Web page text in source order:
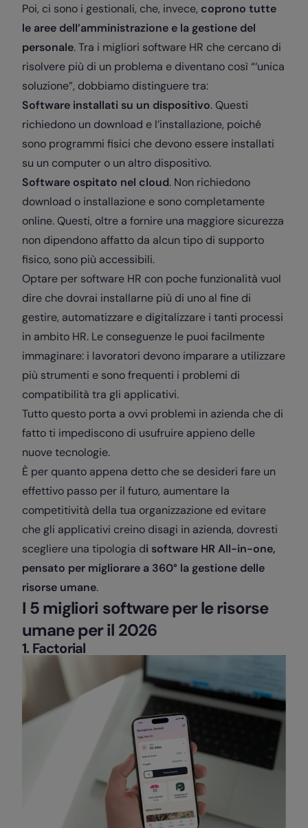
Poi, ci sono i gestionali, che, invece, coprono tutte
le aree dell’amministrazione e la gestione del
personale. Tra i migliori software HR che cercano di
risolvere più di un problema e diventano così “‘unica
soluzione”, dobbiamo distinguere tra:
Software installati su un dispositivo. Questi
richiedono un download e l’installazione, poiché
sono programmi fisici che devono essere installati
su un computer o un altro dispositivo.
Software ospitato nel cloud. Non richiedono
download o installazione e sono completamente
online. Questi, oltre a fornire una maggiore sicurezza
non dipendono affatto da alcun tipo di supporto
fisico, sono più accessibili.
Optare per software HR con poche funzionalità vuol
dire che dovrai installarne più di uno al fine di
gestire, automatizzare e digitalizzare i tanti processi
in ambito HR. Le conseguenze le puoi facilmente
immaginare: i lavoratori devono imparare a utilizzare
più strumenti e sono frequenti i problemi di
compatibilità tra gli applicativi.
Tutto questo porta a ovvi problemi in azienda che di
fatto ti impediscono di usufruire appieno delle
nuove tecnologie.
È per quanto appena detto che se desideri fare un
effettivo passo per il futuro, aumentare la
competitività della tua organizzazione ed evitare
che gli applicativi creino disagi in azienda, dovresti
scegliere una tipologia di software HR All-in-one,
pensato per migliorare a 360° la gestione delle
risorse umane.
I 5 migliori software per le risorse
umane per il 2026
1. Factorial